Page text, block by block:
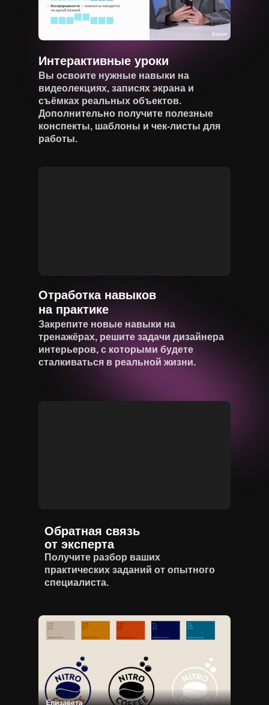
Отработка навыков
на практике
Закрепите новые навыки на
тренажёрах, решите задачи дизайнера
интерьеров, с которыми будете
сталкиваться в реальной жизни.
Обратная связь
от эксперта
Получите разбор ваших
практических заданий от опытного
специалиста.
Интерактивные уроки
Вы освоите нужные навыки на
видеолекциях, записях экрана и
съёмках реальных объектов.
Дополнительно получите полезные
конспекты, шаблоны и чек-листы для
работы.